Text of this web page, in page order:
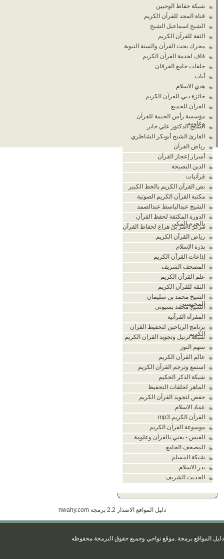
شبكة حفاظ الوحيين
قناة المجد للقرآن الكريم
الشيخ اسماعيل الشيخ
الثقة للقرآن الكريم
محرك بحث القرآن والسنة النبوية
قاف لخدمة القرآن الكريم
حلقات جامع الفرقان
أيات
هدي الاسلام
جائزة دبي للقرآن الكريم
القرآن للجميع
مؤسسة رأس الخيمة للقرآن
وعلومه
الشيخ الدكتور علي جابر
القارئ الشيخ أبوبكر الشاطري
رياض القرآن
أسرار إعجاز القرآن
الدين النصيحة
قرآنيات
نص القرآن الكريم بالخط الكبير
مكتبة القرآن الكريم الصوتية
الشيخ عبدالباسط عبدالصمد
الدورة المكثفة لحفظ القرآن
بالحرم المكي
مركز ناصر بن هزاع لحفاظ القرآن
رياض القرآن الكريم
بذرة الإسلام
إذاعات القرآن الكريم
المصحف الشريف
علم القرآن الكريم
الثقة للقرآن الكريم
الشيخ محمد بن سليمان
المحيسني
الشيخ محمد بسيونى
المقرأة القرآنية
برنامج الرياحين لتحفيظ القران
الكريم
شبكة ترتيل وتجويد القران الكريم
سهم النور
عالم القرآن الكريم
استمع وترجم القرآن الكريم
شبكة الذكر الحكيم
الماهر لحلقات التحفيظ
حفص لتجويد القرآن الكريم
عماد الاسلام
القرآن الكريم mp3
موسوعة القرآن الكريم
القبس - يعني بالقرآن وعلومة
المصحف الجامع
شبكة المسلم
بدر الاسلام
الحديث الشريف
دليل المواقع الاصدار 2.2 برمجة nwahy.com
المواقع برمجة.موقع نواحيوجميع حقوق البرمجة محفوظه